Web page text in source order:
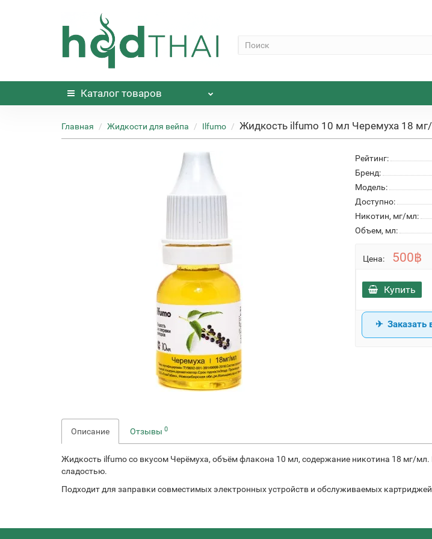
Каталог товаров
Главная Жидкости для вейпа Ilfumo Жидкость ilfumo 10 мл Черемуха 18
Рейтинг:
Бренд:
Модель:
Доступно:
Никотин, мг/мл:
Объем, мл:
Цена: 500฿
Купить
Заказать
Описание Отзывы 0
Жидкость ilfumo со вкусом Черёмуха, объём флакона 10 мл, содержание никотина 18 мг/
сладостью.
Подходит для заправки совместимых электронных устройств и обслуживаемых